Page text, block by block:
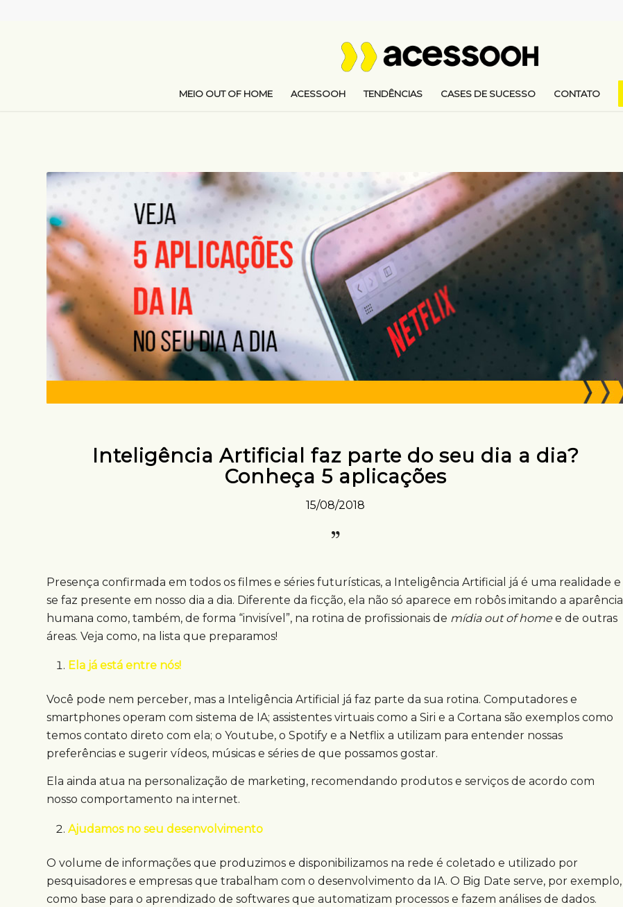
MEIO OUT OF HOME ACESSOOH TENDÊNCIAS CASES DE SUCESSO CONTATO
Inteligência Artificial faz parte do seu dia a dia?
Conheça 5 aplicações
15/08/2018
Presença confirmada em todos os filmes e séries futurísticas, a Inteligência Artificial já é uma realidade e
se faz presente em nosso dia a dia. Diferente da ficção, ela não só aparece em robôs imitando a aparência
humana como, também, de forma “invisível”, na rotina de profissionais de mídia out of homee de outras
áreas. Veja como, na lista que preparamos!
Ela já está entre nós!
Você pode nem perceber, mas a Inteligência Artificial já faz parte da sua rotina. Computadores e
smartphones operam com sistema de IA; assistentes virtuais como a Siri e a Cortana são exemplos como
temos contato direto com ela; o Youtube, o Spotify e a Netflix a utilizam para entender nossas
preferências e sugerir vídeos, músicas e séries de que possamos gostar.
Ela ainda atua na personalização de marketing, recomendando produtos e serviços de acordo com
nosso comportamento na internet.
Ajudamos no seu desenvolvimento
O volume de informações que produzimos e disponibilizamos na rede é coletado e utilizado por
pesquisadores e empresas que trabalham com o desenvolvimento da IA. O Big Date serve, por exemplo,
como base para o aprendizado de softwares que automatizam processos e fazem análises de dados.